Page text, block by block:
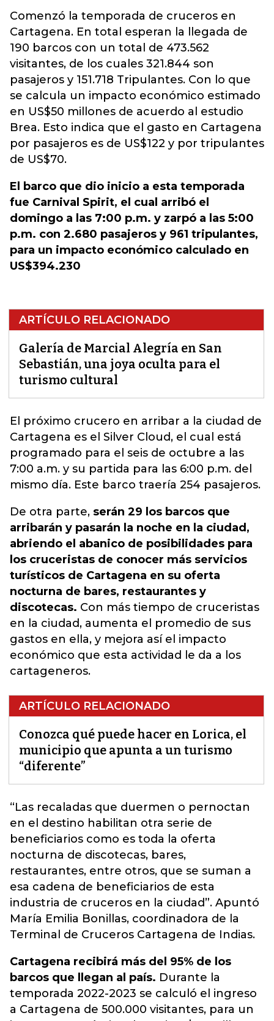
Comenzó la temporada de cruceros en
Cartagena. En total esperan la llegada de
190 barcos con un total de 473.562
visitantes, de los cuales 321.844 son
pasajeros y 151.718 Tripulantes. Con lo que
se calcula un impacto económico estimado
en US$50 millones de acuerdo al estudio
Brea. Esto indica que el gasto en Cartagena
por pasajeros es de US$122 y por tripulantes
de US$70.
El barco que dio inicio a esta temporada
fue Carnival Spirit, el cual arribó el
domingo a las 7:00 p.m. y zarpó a las 5:00
p.m. con 2.680 pasajeros y 961 tripulantes,
para un impacto económico calculado en
US$394.230
ARTÍCULO RELACIONADO
Galería de Marcial Alegría en San
Sebastián, una joya oculta para el
turismo cultural
El próximo crucero en arribar a la ciudad de
Cartagena es el Silver Cloud, el cual está
programado para el seis de octubre a las
7:00 a.m. y su partida para las 6:00 p.m. del
mismo día. Este barco traería 254 pasajeros.
De otra parte, serán 29 los barcos que
arribarán y pasarán la noche en la ciudad,
abriendo el abanico de posibilidades para
los cruceristas de conocer más servicios
turísticos de Cartagena en su oferta
nocturna de bares, restaurantes y
discotecas. Con más tiempo de cruceristas
en la ciudad, aumenta el promedio de sus
gastos en ella, y mejora así el impacto
económico que esta actividad le da a los
cartageneros.
ARTÍCULO RELACIONADO
Conozca qué puede hacer en Lorica, el
municipio que apunta a un turismo
“diferente”
“Las recaladas que duermen o pernoctan
en el destino habilitan otra serie de
beneficiarios como es toda la oferta
nocturna de discotecas, bares,
restaurantes, entre otros, que se suman a
esa cadena de beneficiarios de esta
industria de cruceros en la ciudad”. Apuntó
María Emilia Bonillas, coordinadora de la
Terminal de Cruceros Cartagena de Indias.
Cartagena recibirá más del 95% de los
barcos que llegan al país. Durante la
temporada 2022-2023 se calculó el ingreso
a Cartagena de 500.000 visitantes, para un